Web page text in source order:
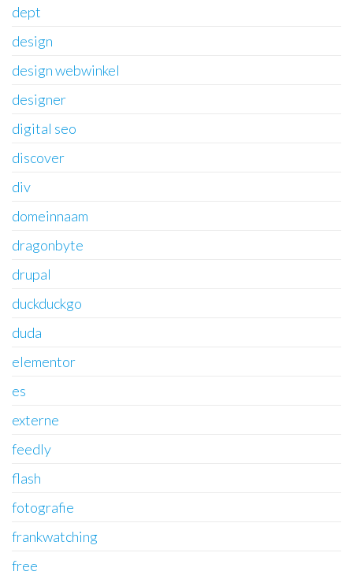
dept
design
design webwinkel
designer
digital seo
discover
div
domeinnaam
dragonbyte
drupal
duckduckgo
duda
elementor
es
externe
feedly
flash
fotografie
frankwatching
free